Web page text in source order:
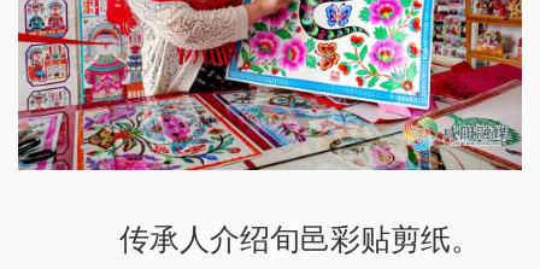
传承人介绍旬邑彩贴剪纸。